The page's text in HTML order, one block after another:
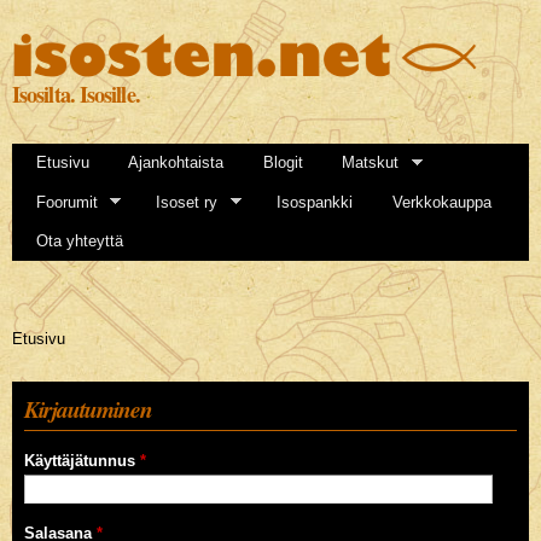
Hyppää
pääsisältöön
Isosilta. Isosille.
Etusivu Ajankohtaista Blogit Matskut
Foorumit Isoset ry Isospankki Verkkokauppa
Ota yhteyttä
Olet täällä
Etusivu
Kirjautuminen
Käyttäjätunnus *
Salasana *